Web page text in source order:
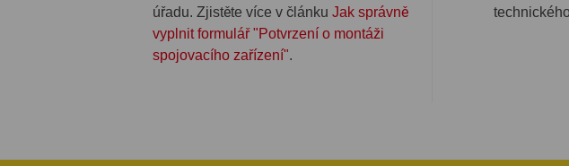
úřadu. Zjistěte více v článku Jak správně
vyplnit formulář "Potvrzení o montáži
spojovacího zařízení".